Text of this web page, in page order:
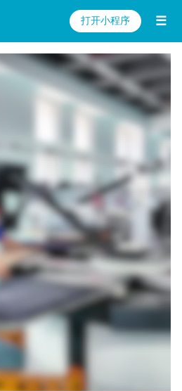
打开小程序 ☰